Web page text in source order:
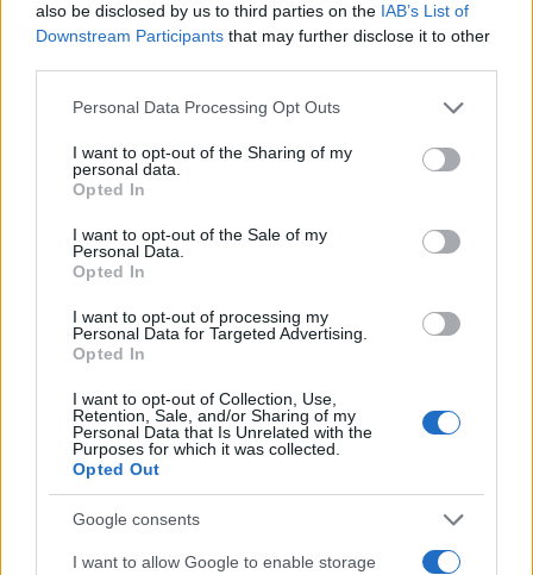
also be disclosed by us to third parties on the IAB’s List of
Downstream Participants that may further disclose it to other
Please note that this website/app uses one or more Google
not limited to your visit or usage behaviour. You may click to
grant or deny consent to Google and its third-party tags to
use your data for below specified purposes in below Google
consent section.
Personal Data Processing Opt Outs
I want to opt-out of the Sharing of my
personal data.
Opted In
I want to opt-out of the Sale of my
Personal Data.
Opted In
I want to opt-out of processing my
Personal Data for Targeted Advertising.
Opted In
I want to opt-out of Collection, Use,
Retention, Sale, and/or Sharing of my
Personal Data that Is Unrelated with the
Purposes for which it was collected.
Opted Out
Google consents
I want to allow Google to enable storage
Beatrice Bonaventura · 10 Ago 2026
ICA Milano presenta mostre, concerti e letture per
l’autunno 2026
Matteo Pellegrino · 6 Ago 2026